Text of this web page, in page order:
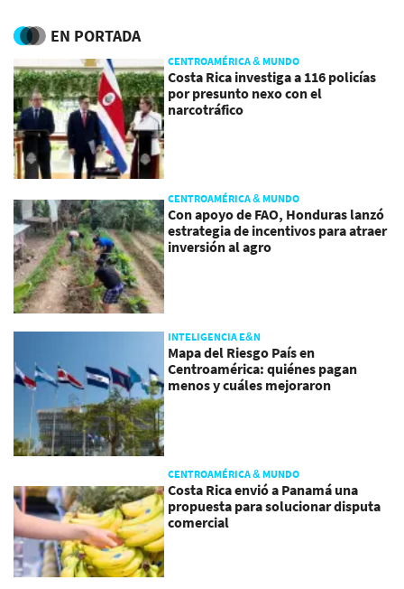
EN PORTADA
CENTROAMÉRICA & MUNDO
Costa Rica investiga a 116 policías
por presunto nexo con el
narcotráfico
CENTROAMÉRICA & MUNDO
Con apoyo de FAO, Honduras lanzó
estrategia de incentivos para atraer
inversión al agro
INTELIGENCIA E&N
Mapa del Riesgo País en
Centroamérica: quiénes pagan
menos y cuáles mejoraron
CENTROAMÉRICA & MUNDO
Costa Rica envió a Panamá una
propuesta para solucionar disputa
comercial